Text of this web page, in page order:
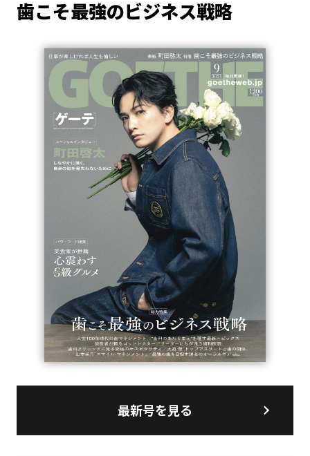
歯こそ最強のビジネス戦略
最新号を見る